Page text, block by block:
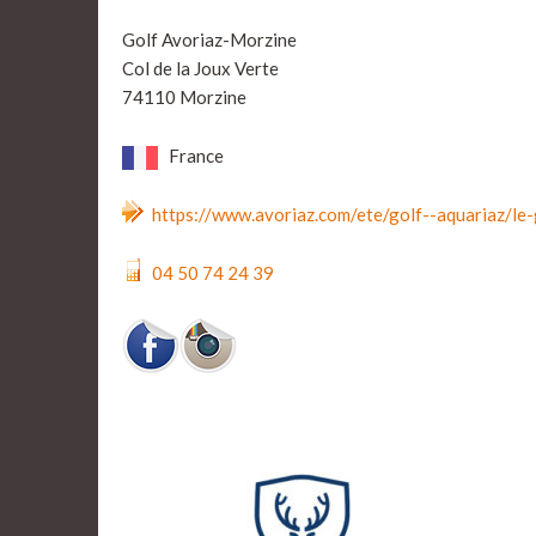
Golf Avoriaz-Morzine
Col de la Joux Verte
74110 Morzine
France
https://www.avoriaz.com/ete/golf--aquariaz/
04 50 74 24 39